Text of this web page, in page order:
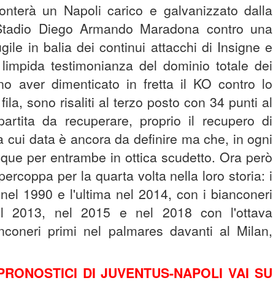
un Napoli carico e galvanizzato dalla
Diego Armando Maradona contro una
in balia dei continui attacchi di Insigne e
testimonianza del dominio totale dei
aver dimenticato in fretta il KO contro lo
sono risaliti al terzo posto con 34 punti al
da recuperare, proprio il recupero di
data è ancora da definire ma che, in ogni
per entrambe in ottica scudetto. Ora però
per la quarta volta nella loro storia: i
1990 e l'ultima nel 2014, con i bianconeri
2013, nel 2015 e nel 2018 con l'ottava
primi nel palmares davanti al Milan,
DI JUVENTUS-NAPOLI VAI SU